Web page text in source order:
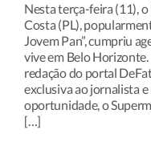
Nesta terça-feira (11),
Costa (PL),
Jovem Pan”, cumpriu
vive em Belo
redação do portal
exclusiva ao jornalista
oportunidade, o
[…]